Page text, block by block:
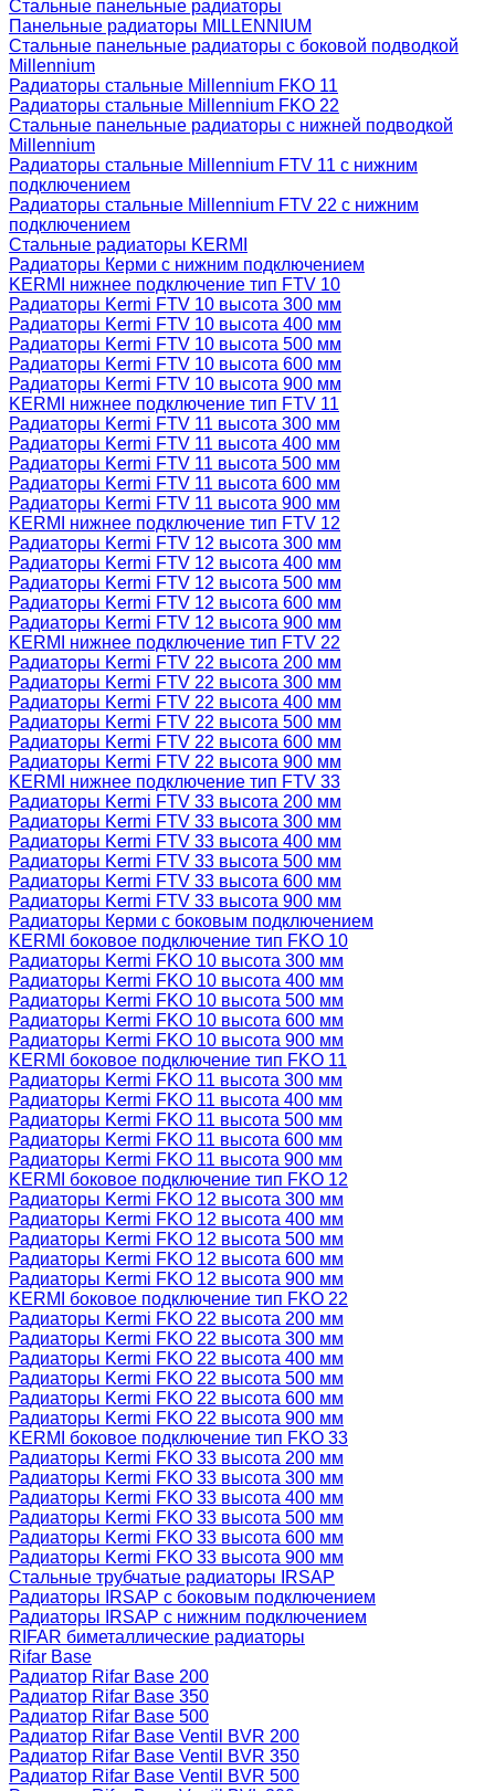
Стальные панельные радиаторы
Панельные радиаторы MILLENNIUM
Стальные панельные радиаторы с боковой подводкой
Millennium
Радиаторы стальные Millennium FKO 11
Радиаторы стальные Millennium FKO 22
Стальные панельные радиаторы с нижней подводкой
Millennium
Радиаторы стальные Millennium FTV 11 с нижним
подключением
Радиаторы стальные Millennium FTV 22 с нижним
подключением
Стальные радиаторы KERMI
Радиаторы Керми с нижним подключением
KERMI нижнее подключение тип FTV 10
Радиаторы Kermi FTV 10 высота 300 мм
Радиаторы Kermi FTV 10 высота 400 мм
Радиаторы Kermi FTV 10 высота 500 мм
Радиаторы Kermi FTV 10 высота 600 мм
Радиаторы Kermi FTV 10 высота 900 мм
KERMI нижнее подключение тип FTV 11
Радиаторы Kermi FTV 11 высота 300 мм
Радиаторы Kermi FTV 11 высота 400 мм
Радиаторы Kermi FTV 11 высота 500 мм
Радиаторы Kermi FTV 11 высота 600 мм
Радиаторы Kermi FTV 11 высота 900 мм
KERMI нижнее подключение тип FTV 12
Радиаторы Kermi FTV 12 высота 300 мм
Радиаторы Kermi FTV 12 высота 400 мм
Радиаторы Kermi FTV 12 высота 500 мм
Радиаторы Kermi FTV 12 высота 600 мм
Радиаторы Kermi FTV 12 высота 900 мм
KERMI нижнее подключение тип FTV 22
Радиаторы Kermi FTV 22 высота 200 мм
Радиаторы Kermi FTV 22 высота 300 мм
Радиаторы Kermi FTV 22 высота 400 мм
Радиаторы Kermi FTV 22 высота 500 мм
Радиаторы Kermi FTV 22 высота 600 мм
Радиаторы Kermi FTV 22 высота 900 мм
KERMI нижнее подключение тип FTV 33
Радиаторы Kermi FTV 33 высота 200 мм
Радиаторы Kermi FTV 33 высота 300 мм
Радиаторы Kermi FTV 33 высота 400 мм
Радиаторы Kermi FTV 33 высота 500 мм
Радиаторы Kermi FTV 33 высота 600 мм
Радиаторы Kermi FTV 33 высота 900 мм
Радиаторы Керми с боковым подключением
KERMI боковое подключение тип FKO 10
Радиаторы Kermi FKO 10 высота 300 мм
Радиаторы Kermi FKO 10 высота 400 мм
Радиаторы Kermi FKO 10 высота 500 мм
Радиаторы Kermi FKO 10 высота 600 мм
Радиаторы Kermi FKO 10 высота 900 мм
KERMI боковое подключение тип FKO 11
Радиаторы Kermi FKO 11 высота 300 мм
Радиаторы Kermi FKO 11 высота 400 мм
Радиаторы Kermi FKO 11 высота 500 мм
Радиаторы Kermi FKO 11 высота 600 мм
Радиаторы Kermi FKO 11 высота 900 мм
KERMI боковое подключение тип FKO 12
Радиаторы Kermi FKO 12 высота 300 мм
Радиаторы Kermi FKO 12 высота 400 мм
Радиаторы Kermi FKO 12 высота 500 мм
Радиаторы Kermi FKO 12 высота 600 мм
Радиаторы Kermi FKO 12 высота 900 мм
KERMI боковое подключение тип FKO 22
Радиаторы Kermi FKO 22 высота 200 мм
Радиаторы Kermi FKO 22 высота 300 мм
Радиаторы Kermi FKO 22 высота 400 мм
Радиаторы Kermi FKO 22 высота 500 мм
Радиаторы Kermi FKO 22 высота 600 мм
Радиаторы Kermi FKO 22 высота 900 мм
KERMI боковое подключение тип FKO 33
Радиаторы Kermi FKO 33 высота 200 мм
Радиаторы Kermi FKO 33 высота 300 мм
Радиаторы Kermi FKO 33 высота 400 мм
Радиаторы Kermi FKO 33 высота 500 мм
Радиаторы Kermi FKO 33 высота 600 мм
Радиаторы Kermi FKO 33 высота 900 мм
Стальные трубчатые радиаторы IRSAP
Радиаторы IRSAP с боковым подключением
Радиаторы IRSAP с нижним подключением
RIFAR биметаллические радиаторы
Rifar Base
Радиатор Rifar Base 200
Радиатор Rifar Base 350
Радиатор Rifar Base 500
Радиатор Rifar Base Ventil BVR 200
Радиатор Rifar Base Ventil BVR 350
Радиатор Rifar Base Ventil BVR 500